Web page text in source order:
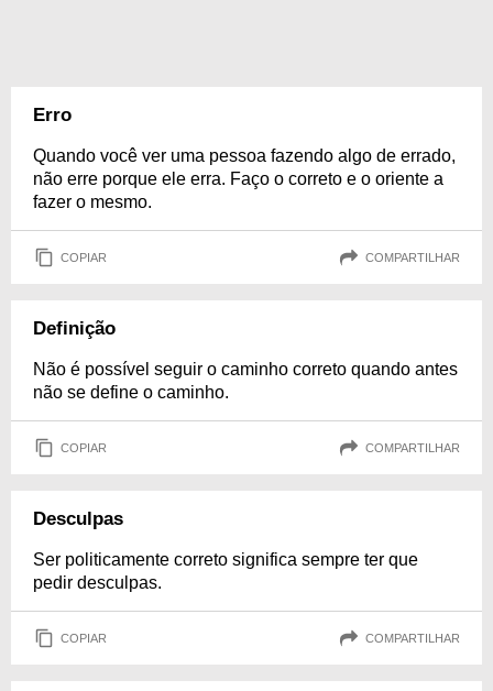
Erro
Quando você ver uma pessoa fazendo algo de errado,
não erre porque ele erra. Faço o correto e o oriente a
fazer o mesmo.
COPIAR COMPARTILHAR
Definição
Não é possível seguir o caminho correto quando antes
não se define o caminho.
COPIAR COMPARTILHAR
Desculpas
Ser politicamente correto significa sempre ter que
pedir desculpas.
COPIAR COMPARTILHAR